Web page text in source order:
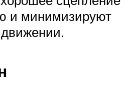
и минимизируют